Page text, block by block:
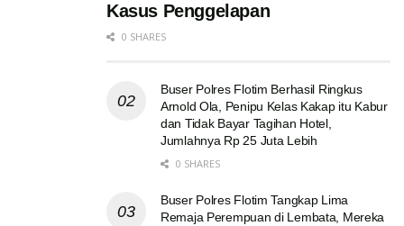
Kasus Penggelapan
0 SHARES
Buser Polres Flotim Berhasil Ringkus
Arnold Ola, Penipu Kelas Kakap itu Kabur
dan Tidak Bayar Tagihan Hotel,
Jumlahnya Rp 25 Juta Lebih
0 SHARES
Buser Polres Flotim Tangkap Lima
Remaja Perempuan di Lembata, Mereka